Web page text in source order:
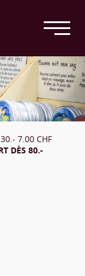
30.- 7.00 CHF
DÈS 80.-